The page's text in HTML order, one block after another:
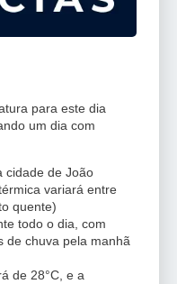
para este dia
um dia com
cidade de João
variará entre
quente)
todo o dia, com
de chuva pela manhã
de 28°C, e a